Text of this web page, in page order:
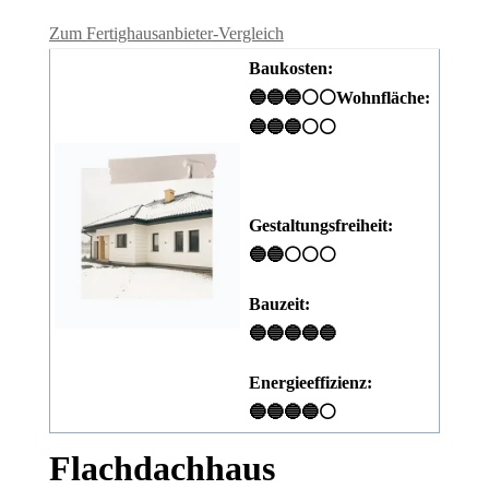
Zum Fertighausanbieter-Vergleich
Baukosten:
🔵🔵🔵⚪⚪Wohnfläche:
🔵🔵🔵⚪⚪
Gestaltungsfreiheit:
🔵🔵⚪⚪⚪
Bauzeit:
🔵🔵🔵🔵🔵
Energieeffizienz:
🔵🔵🔵🔵⚪
Flachdachhaus